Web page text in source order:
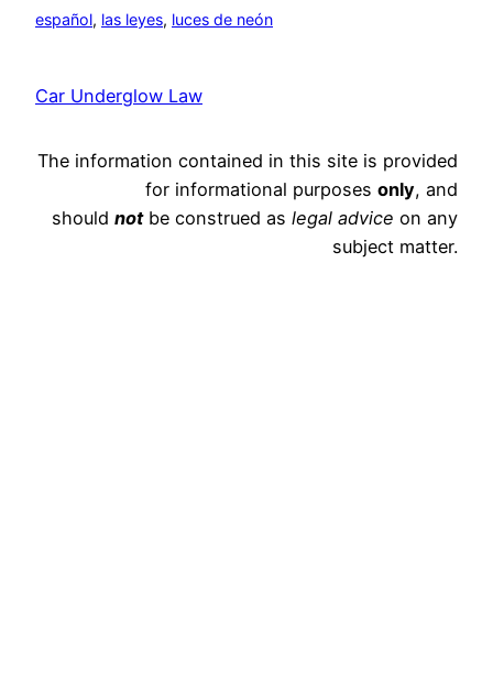
español, las leyes, luces de neón
Car Underglow Law
The information contained in this site is provided
for informational purposes only, and
should notbe construed as legal advice on any
subject matter.